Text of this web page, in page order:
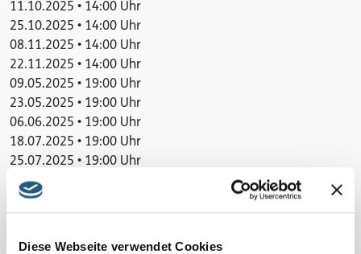
Diese Webseite verwendet Cookies
11.10.2025 • 14:00 Uhr
25.10.2025 • 14:00 Uhr
08.11.2025 • 14:00 Uhr
22.11.2025 • 14:00 Uhr
09.05.2025 • 19:00 Uhr
23.05.2025 • 19:00 Uhr
06.06.2025 • 19:00 Uhr
18.07.2025 • 19:00 Uhr
25.07.2025 • 19:00 Uhr
Veranstaltung verpasst?